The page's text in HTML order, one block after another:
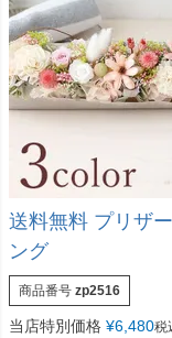
送料無料 プリザ
ング
商品番号 zp2516
当店特別価格 ¥6,480税